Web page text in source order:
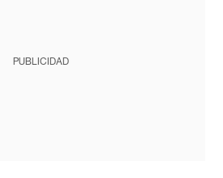
PUBLICIDAD